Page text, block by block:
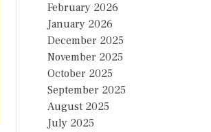
February 2026
January 2026
December 2025
November 2025
October 2025
September 2025
August 2025
July 2025